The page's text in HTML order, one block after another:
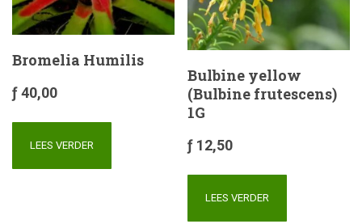
Bromelia Humilis
ƒ40,00
LEES VERDER
Bulbine yellow
(Bulbine frutescens)
1G
ƒ 12,50
LEES VERDER